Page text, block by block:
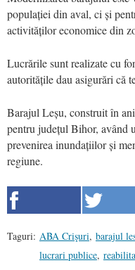
populației din aval, ci și
activităților economice din
Lucrările sunt realizate cu
autoritățile dau asigurări că
Barajul Leșu, construit în
pentru județul Bihor, având
prevenirea inundațiilor și
regiune.
Taguri: ABA Crişuri, barajul
lucrari publice,